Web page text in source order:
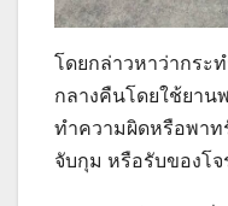
โดยกล่าวหาว่ากระ
กลางคืนโดยใช้ยาน
ทำความผิดหรือพาท
จับกุม หรือรับของโจ